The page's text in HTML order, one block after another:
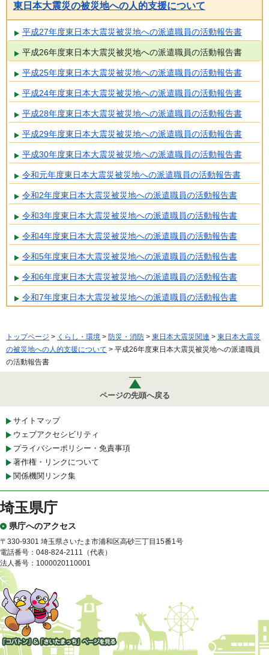
東日本大震災の被災地への人的支援について
平成27年度東日本大震災被災地への派遣職員の活動報告書
平成26年度東日本大震災被災地への派遣職員の活動報告書
平成25年度東日本大震災被災地への派遣職員の活動報告書
平成24年度東日本大震災被災地への派遣職員の活動報告書
平成28年度東日本大震災被災地への派遣職員の活動報告書
平成29年度東日本大震災被災地への派遣職員の活動報告書
平成30年度東日本大震災被災地への派遣職員の活動報告書
令和元年度東日本大震災被災地への派遣職員の活動報告書
令和2年度東日本大震災被災地への派遣職員の活動報告書
令和3年度東日本大震災被災地への派遣職員の活動報告書
令和4年度東日本大震災被災地への派遣職員の活動報告書
令和5年度東日本大震災被災地への派遣職員の活動報告書
令和6年度東日本大震災被災地への派遣職員の活動報告書
令和7年度東日本大震災被災地への派遣職員の活動報告書
トップページ > くらし・環境 > 防災・消防 > 東日本大震災関連 > 東日本大震災
の被災地への人的支援について > 平成26年度東日本大震災被災地への派遣職員
の活動報告書
ページの先頭へ戻る
サイトマップ
ウェブアクセシビリティ
プライバシーポリシー・免責事項
著作権・リンクについて
関係機関リンク集
埼玉県庁
県庁へのアクセス
〒330-9301 埼玉県さいたま市浦和区高砂三丁目15番1号
電話番号：048-824-2111（代表）
法人番号：1000020110001
「コバトン」&「さいたまっ